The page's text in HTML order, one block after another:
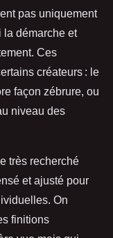
pas uniquement
la démarche et
Ces
créateurs : le
façon zébrure, ou
niveau des
très recherché
et ajusté pour
On
finitions